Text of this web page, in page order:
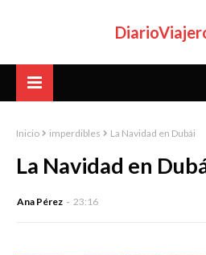
Inicio imperdibles La Navidad en Dubái
La Navidad en
Ana Pérez 23:16